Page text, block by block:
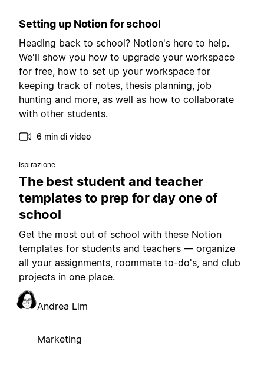
Setting up Notion for school
Heading back to school? Notion's here to help.
We'll show you how to upgrade your workspace
for free, how to set up your workspace for
keeping track of notes, thesis planning, job
hunting and more, as well as how to collaborate
with other students.
6 min di video
Ispirazione
The best student and teacher
templates to prep for day one of
school
Get the most out of school with these Notion
templates for students and teachers — organize
all your assignments, roommate to-do's, and club
projects in one place.
Andrea Lim
Marketing